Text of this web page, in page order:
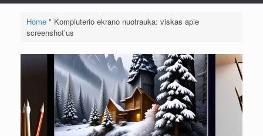
Home" Kompiuterio ekrano nuotrauka: viskas apie
screenshot’us